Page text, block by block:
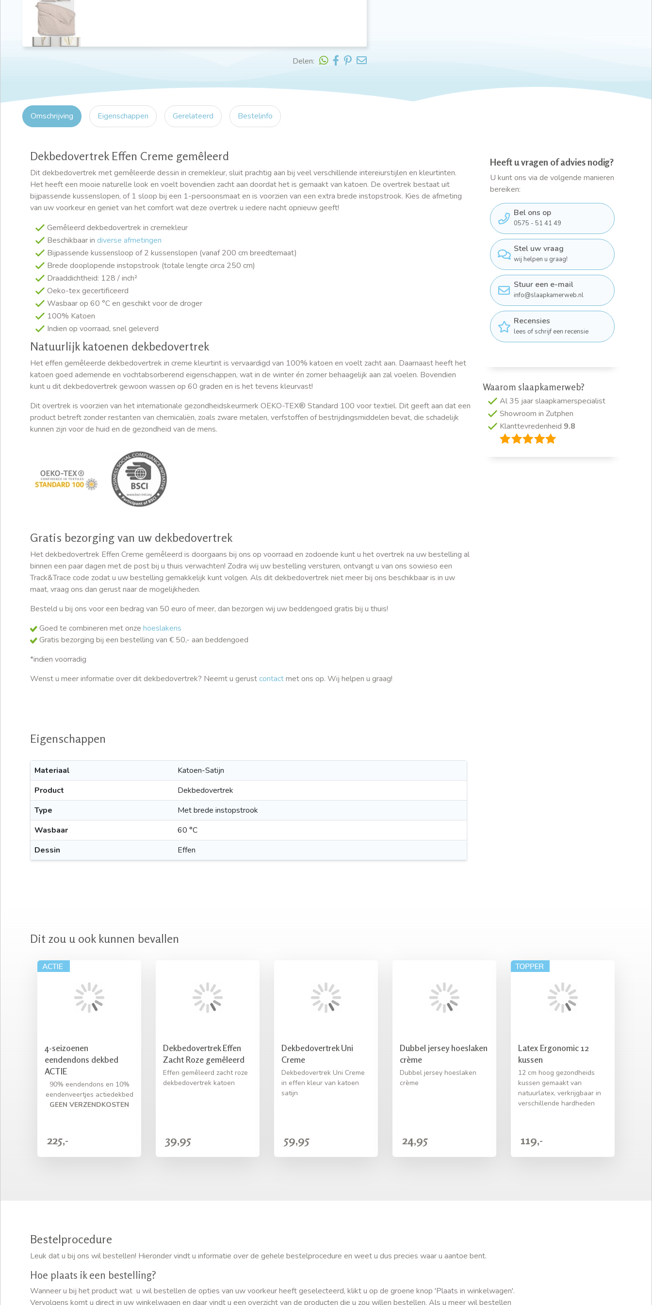
Delen:
Omschrijving Eigenschappen Gerelateerd Bestelinfo
Dekbedovertrek Effen Creme gemêleerd
Dit dekbedovertrek met gemêleerde dessin in cremekleur, sluit prachtig aan bij veel verschillende intereiurstijlen en kleurtinten.
Het heeft een mooie naturelle look en voelt bovendien zacht aan doordat het is gemaakt van katoen. De overtrek bestaat uit
bijpassende kussenslopen, of 1 sloop bij een 1-persoonsmaat en is voorzien van een extra brede instopstrook. Kies de afmeting
van uw voorkeur en geniet van het comfort wat deze overtrek u iedere nacht opnieuw geeft!
Gemêleerd dekbedovertrek in cremekleur
Beschikbaar in diverse afmetingen
Bijpassende kussensloop of 2 kussenslopen (vanaf 200 cm breedtemaat)
Brede dooplopende instopstrook (totale lengte circa 250 cm)
Draaddichtheid: 128 / inch²
Oeko-tex gecertificeerd
Wasbaar op 60 °C en geschikt voor de droger
100% Katoen
Indien op voorraad, snel geleverd
Natuurlijk katoenen dekbedovertrek
Het effen gemêleerde dekbedovertrek in creme kleurtint is vervaardigd van 100% katoen en voelt zacht aan. Daarnaast heeft het
katoen goed ademende en vochtabsorberend eigenschappen, wat in de winter én zomer behaagelijk aan zal voelen. Bovendien
kunt u dit dekbedovertrek gewoon wassen op 60 graden en is het tevens kleurvast!
Dit overtrek is voorzien van het internationale gezondheidskeurmerk OEKO-TEX® Standard 100 voor textiel. Dit geeft aan dat een
product betreft zonder restanten van chemicaliën, zoals zware metalen, verfstoffen of bestrijdingsmiddelen bevat, die schadelijk
kunnen zijn voor de huid en de gezondheid van de mens.
Gratis bezorging van uw dekbedovertrek
Het dekbedovertrek Effen Creme gemêleerd is doorgaans bij ons op voorraad en zodoende kunt u het overtrek na uw bestelling al
binnen een paar dagen met de post bij u thuis verwachten! Zodra wij uw bestelling versturen, ontvangt u van ons sowieso een
Track&Trace code zodat u uw bestelling gemakkelijk kunt volgen. Als dit dekbedovertrek niet meer bij ons beschikbaar is in uw
maat, vraag ons dan gerust naar de mogelijkheden.
Besteld u bij ons voor een bedrag van 50 euro of meer, dan bezorgen wij uw beddengoed gratis bij u thuis!
Goed te combineren met onze hoeslakens
Gratis bezorging bij een bestelling van € 50,- aan beddengoed
*indien voorradig
Wenst u meer informatie over dit dekbedovertrek? Neemt u gerustcontactmet ons op. Wij helpen u graag!
Heeft u vragen of advies nodig?
U kunt ons via de volgende manieren
bereiken:
Bel ons op
0575 - 51 41 49
Stel uw vraag
wij helpen u graag!
Stuur een e-mail
info@slaapkamerweb.nl
Recensies
lees of schrijf een recensie
Waarom slaapkamerweb?
Al 35 jaar slaapkamerspecialist
Showroom in Zutphen
Klanttevredenheid 9.8
Eigenschappen
Materiaal
Katoen-Satijn
Product
Dekbedovertrek
Type
Met brede instopstrook
Wasbaar
60 °C
Dessin
Effen
Dit zou u ook kunnen bevallen
4-seizoenen
eendendons dekbed
ACTIE
90% eendendons en 10%
eendenveertjes actiedekbed
GEEN VERZENDKOSTEN
225,-
Dekbedovertrek Effen
Zacht Roze gemêleerd
Effen gemêleerd zacht roze
dekbedovertrek katoen
39,95
Dekbedovertrek Uni
Creme
Dekbedovertrek Uni Creme
in effen kleur van katoen
satijn
59,95
Dubbel jersey hoeslaken
crème
Dubbel jersey hoeslaken
crème
24,95
Latex Ergonomic 12
kussen
12 cm hoog gezondheids
kussen gemaakt van
natuurlatex, verkrijgbaar in
verschillende hardheden
119,-
Bestelprocedure
Leuk dat u bij ons wil bestellen! Hieronder vindt u informatie over de gehele bestelprocedure en weet u dus precies waar u aantoe bent.
Hoe plaats ik een bestelling?
Wanneer u bij het product wat u wil bestellen de opties van uw voorkeur heeft geselecteerd, klikt u op de groene knop 'Plaats in winkelwagen'.
Vervolgens komt u direct in uw winkelwagen en daar vindt u een overzicht van de producten die u zou willen bestellen. Als u meer wil bestellen